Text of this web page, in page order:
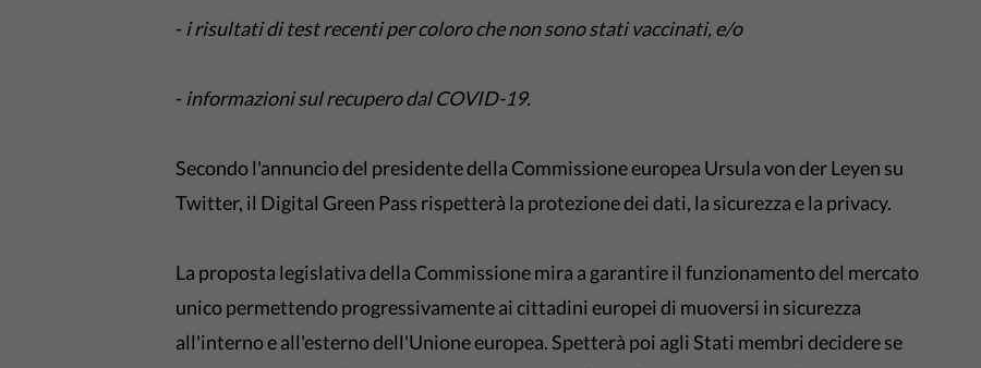
- i risultati di test recenti per coloro che non sono stati vaccinati, e/o
- informazioni sul recupero dal COVID-19.
Secondo l'annuncio del presidente della Commissione europea Ursula von der Leyen su
Twitter, il Digital Green Pass rispetterà la protezione dei dati, la sicurezza e la privacy.
La proposta legislativa della Commissione mira a garantire il funzionamento del mercato
unico permettendo progressivamente ai cittadini europei di muoversi in sicurezza
all'interno e all'esterno dell'Unione europea. Spetterà poi agli Stati membri decidere se